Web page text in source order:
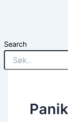
Search